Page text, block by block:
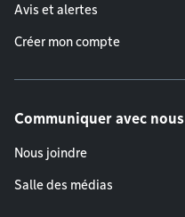
Avis et alertes
Créer mon compte
Communiquer avec nous
Nous joindre
Salle des médias